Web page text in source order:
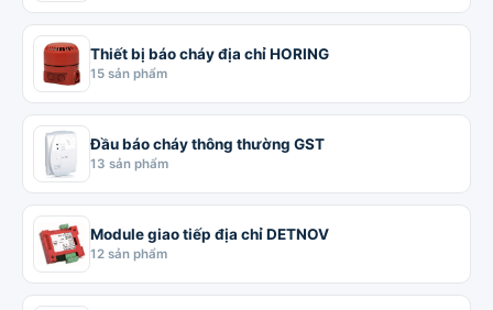
Thiết bị báo cháy địa chỉ HORING
15 sản phẩm
Đầu báo cháy thông thường GST
13 sản phẩm
Module giao tiếp địa chỉ DETNOV
12 sản phẩm